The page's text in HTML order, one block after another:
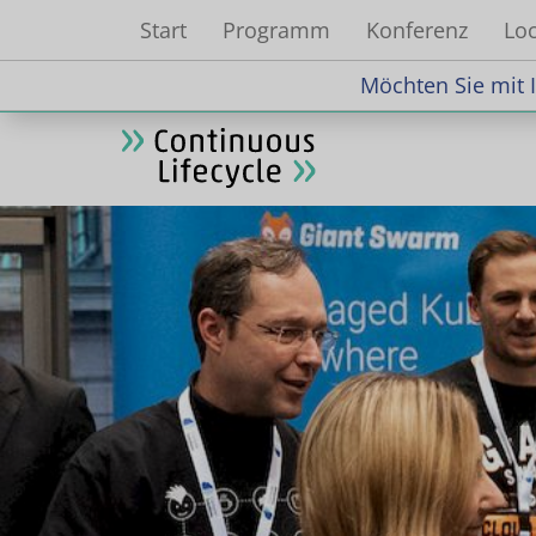
Start Programm Konferenz
Möchten Sie mit
Möchten Sie mit